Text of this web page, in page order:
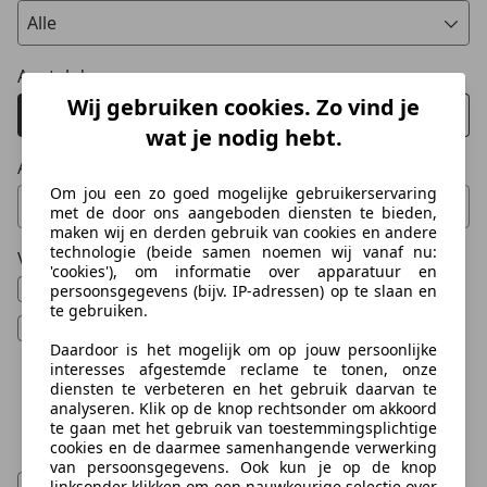
Alle
Aantal deuren
Alle
2/3 4/5 6/7
Aantal zitplaatsen
Minimum aantal zitplaatsen
Van
0 Vorschläge gefunden. Verwenden Sie die Auf- und
Maximaal aantal zitplaatsen
Tot
0 Vorschläge gefunden.
Voertuigtype
Nieuw
Gebruikt
Leasewagen / bedrijfswagen
Oldtimer
Demo
Wij gebruiken cookies. Zo vind je
wat je nodig hebt.
Om jou een zo goed mogelijke gebruikerservaring
met de door ons aangeboden diensten te bieden,
maken wij en derden gebruik van cookies en andere
technologie (beide samen noemen wij vanaf nu:
'cookies'), om informatie over apparatuur en
persoonsgegevens (bijv. IP-adressen) op te slaan en
te gebruiken.
Daardoor is het mogelijk om op jouw persoonlijke
interesses afgestemde reclame te tonen, onze
diensten te verbeteren en het gebruik daarvan te
analyseren. Klik op de knop rechtsonder om akkoord
te gaan met het gebruik van toestemmingsplichtige
cookies en de daarmee samenhangende verwerking
van persoonsgegevens. Ook kun je op de knop